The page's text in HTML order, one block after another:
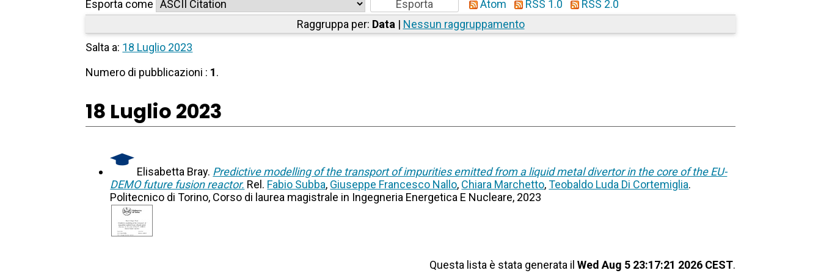
Esporta come Atom RSS 1.0
RSS 2.0
Raggruppa per: Data| Nessun raggruppamento
Salta a: 18 Luglio 2023
Numero di pubblicazioni : 1.
18 Luglio 2023
Elisabetta Bray. Predictive modelling of the transport of impurities emitted from a liquid metal divertor in the core of the EU-
DEMO future fusion reactor. Rel. Fabio Subba, Giuseppe Francesco Nallo, Chiara Marchetto,Teobaldo Luda Di Cortemiglia.
Politecnico di Torino, Corso di laurea magistrale in Ingegneria Energetica E Nucleare, 2023
Questa lista è stata generata il Wed Aug 5 23:17:21 2026 CEST.